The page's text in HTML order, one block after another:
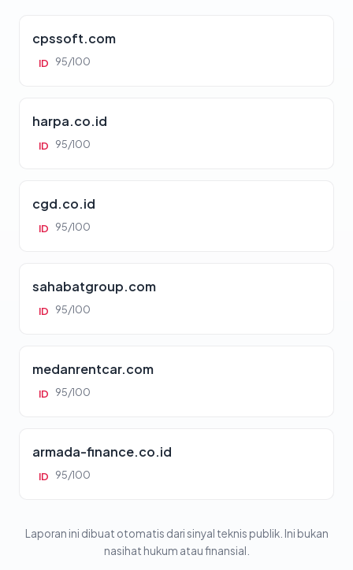
cpssoft.com
ID 95/100
harpa.co.id
ID 95/100
cgd.co.id
ID 95/100
sahabatgroup.com
ID 95/100
medanrentcar.com
ID 95/100
armada-finance.co.id
ID 95/100
Laporan ini dibuat otomatis dari sinyal teknis publik. Ini bukan
nasihat hukum atau finansial.